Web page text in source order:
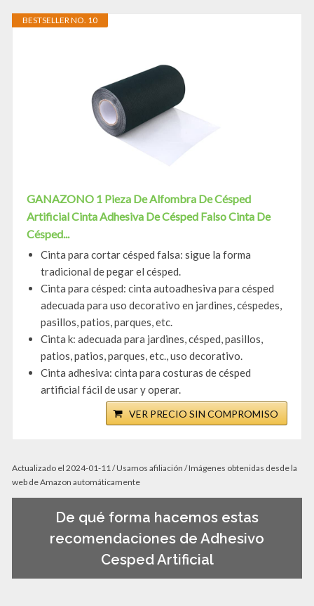
BESTSELLER NO. 10
GANAZONO 1 Pieza De Alfombra De Césped
Artificial Cinta Adhesiva De Césped Falso Cinta De
Césped...
Cinta para cortar césped falsa: sigue la forma
tradicional de pegar el césped.
Cinta para césped: cinta autoadhesiva para césped
adecuada para uso decorativo en jardines, céspedes,
pasillos, patios, parques, etc.
Cinta k: adecuada para jardines, césped, pasillos,
patios, patios, parques, etc., uso decorativo.
Cinta adhesiva: cinta para costuras de césped
artificial fácil de usar y operar.
VER PRECIO SIN COMPROMISO
Actualizado el 2024-01-11 / Usamos afiliación / Imágenes obtenidas desde la
web de Amazon automáticamente
De qué forma hacemos estas
recomendaciones de Adhesivo
Cesped Artificial